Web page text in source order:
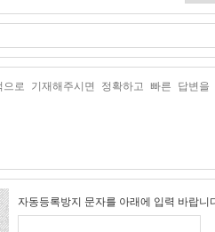
자동등록방지 문자를 아래에 입력 바랍니